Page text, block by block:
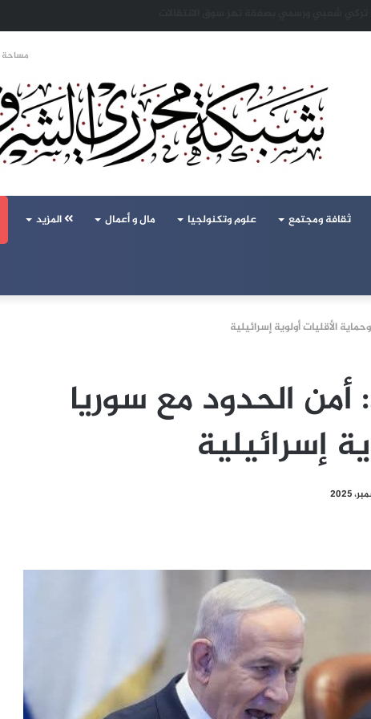
مساحة
ثقافة ومجتمع علوم وتكنولجيا مال و أعمال المزيد
الأقليات أولوية إسرائيلية
الحدود مع سوريا
إسرائيلية